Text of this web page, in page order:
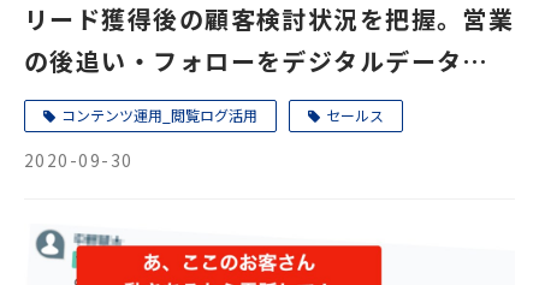
リード獲得後の顧客検討状況を把握。営業
の後追い・フォローをデジタルデータに基
づき確度商談に結びつける手法をご紹介
コンテンツ運用_閲覧ログ活用 セールス
2020-09-30